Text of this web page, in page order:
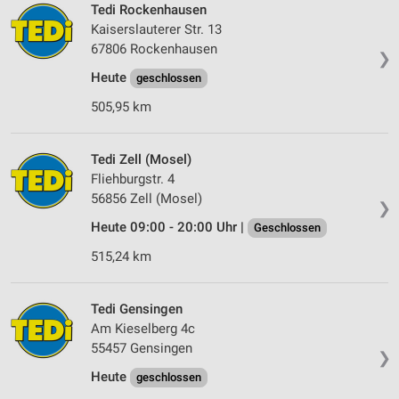
❯
Tedi Rockenhausen
Kaiserslauterer Str. 13
67806 Rockenhausen
Heute
geschlossen
505,95 km
❯
Tedi Zell (Mosel)
Fliehburgstr. 4
56856 Zell (Mosel)
Heute 09:00 - 20:00 Uhr |
Geschlossen
515,24 km
❯
Tedi Gensingen
Am Kieselberg 4c
55457 Gensingen
Heute
geschlossen
Erstellung von Profilen zur Personalisierung
von Inhalten
Verwendung von Profilen zur Auswahl
personalisierter Inhalte
Messung der Performance von Inhalten
Analyse von Zielgruppen durch Statistiken oder
Kombinationen von Daten aus verschiedenen
Verwendung reduzierter Daten zur Auswahl von
Inhalten
IAB-Besonderheiten:
Verwendung genauer Standortdaten